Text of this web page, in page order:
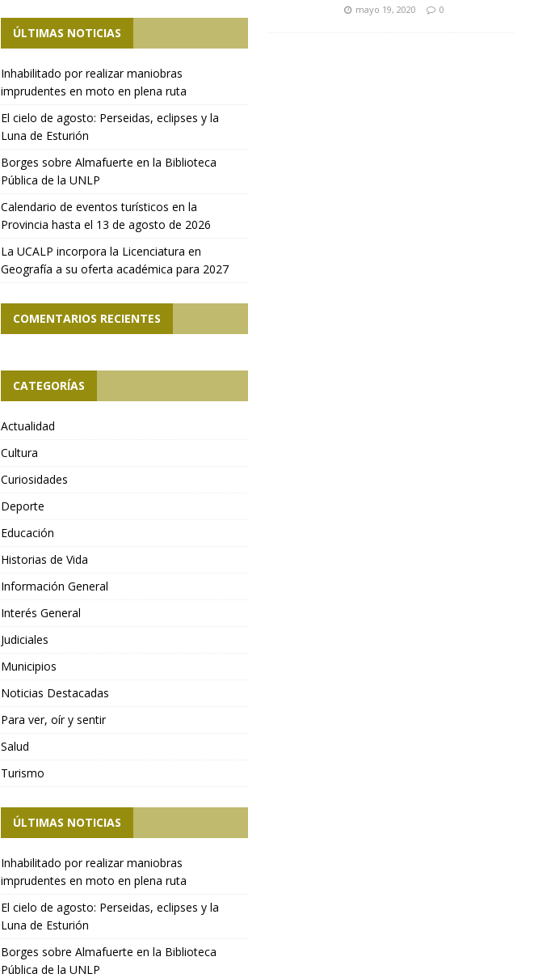
ÚLTIMAS NOTICIAS
Inhabilitado por realizar maniobras
imprudentes en moto en plena ruta
El cielo de agosto: Perseidas, eclipses y la
Luna de Esturión
Borges sobre Almafuerte en la Biblioteca
Pública de la UNLP
Calendario de eventos turísticos en la
Provincia hasta el 13 de agosto de 2026
La UCALP incorpora la Licenciatura en
Geografía a su oferta académica para 2027
COMENTARIOS RECIENTES
CATEGORÍAS
Actualidad
Cultura
Curiosidades
Deporte
Educación
Historias de Vida
Información General
Interés General
Judiciales
Municipios
Noticias Destacadas
Para ver, oír y sentir
Salud
Turismo
ÚLTIMAS NOTICIAS
Inhabilitado por realizar maniobras
imprudentes en moto en plena ruta
El cielo de agosto: Perseidas, eclipses y la
Luna de Esturión
Borges sobre Almafuerte en la Biblioteca
Pública de la UNLP
mayo 19, 2020 0